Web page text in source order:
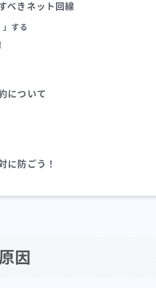
べきネット回線
する
について
に防ごう！
因